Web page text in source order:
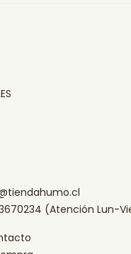
(Atención Lun-